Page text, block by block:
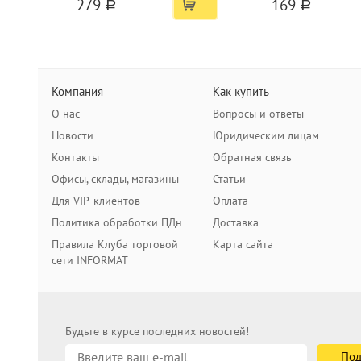
279 a 169 a
Компания
О нас
Новости
Контакты
Офисы, склады, магазины
Для VIP-клиентов
Политика обработки ПДн
Правила Клуба торговой
сети INFORMAT
Как купить
Вопросы и ответы
Юридическим лицам
Обратная связь
Статьи
Оплата
Доставка
Карта сайта
Будьте в курсе последних новостей!